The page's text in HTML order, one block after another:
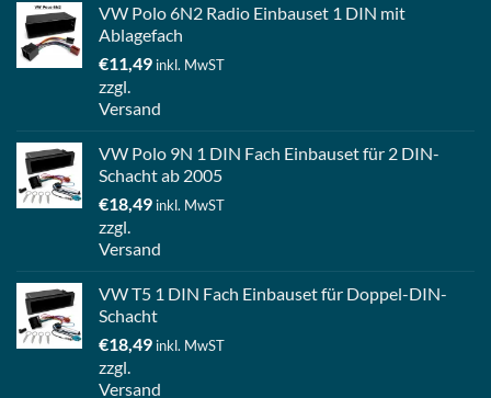
VW Polo 6N2 Radio Einbauset 1 DIN mit
Ablagefach
€11,49 inkl. MwST
zzgl.
Versand
VW Polo 9N 1 DIN Fach Einbauset für 2 DIN-
Schacht ab 2005
€18,49 inkl. MwST
zzgl.
Versand
VW T5 1 DIN Fach Einbauset für Doppel-DIN-
Schacht
€18,49 inkl. MwST
zzgl.
Versand